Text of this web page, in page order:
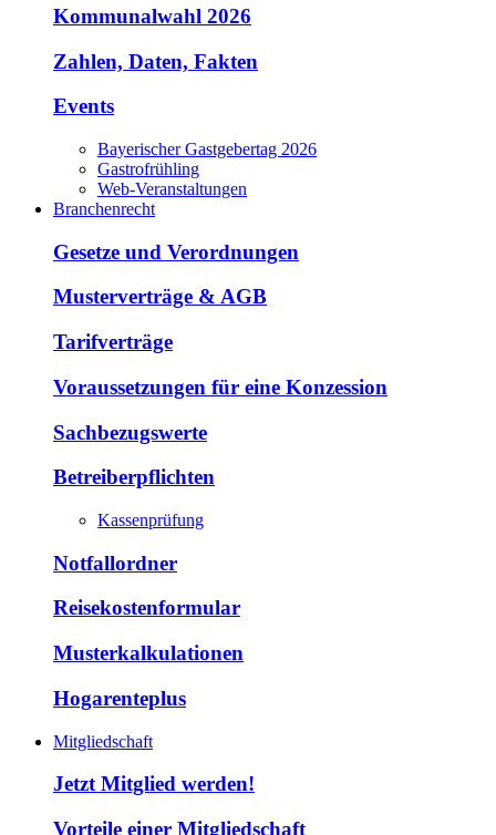
Kommunalwahl 2026
Zahlen, Daten, Fakten
Events
Bayerischer Gastgebertag 2026
Gastrofrühling
Web-Veranstaltungen
Branchenrecht
Gesetze und Verordnungen
Musterverträge & AGB
Tarifverträge
Voraussetzungen für eine Konzession
Sachbezugswerte
Betreiberpflichten
Kassenprüfung
Notfallordner
Reisekostenformular
Musterkalkulationen
Hogarenteplus
Mitgliedschaft
Jetzt Mitglied werden!
Vorteile einer Mitgliedschaft